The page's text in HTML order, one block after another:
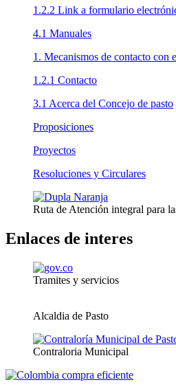
1.2.2 Link a formulario
4.1 Manuales
1. Mecanismos de contacto con
1.2.1 Contacto
3.1 Acerca del Concejo de pasto
Proposiciones
Proyectos
Resoluciones y Circulares
Ruta de Atención integral para
Enlaces de interes
Tramites y servicios
Alcaldia de Pasto
Contraloria Municipal